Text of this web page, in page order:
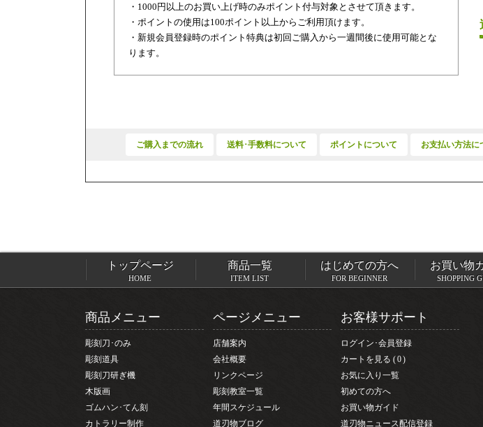
・1000円以上のお買い上げ時のみポイント付与対象とさせて頂きます。
・ポイントの使用は100ポイント以上からご利用頂けます。
・新規会員登録時のポイント特典は初回ご購入から一週間後に使用可能とな
ります。
ご購入までの流れ 送料･手数料について ポイントについて お支払い方法に
トップページ
HOME
商品一覧
ITEM LIST
はじめての方へ
FOR BEGINNER
お買い物
SHOPPING
商品メニュー
彫刻刀･のみ
彫刻道具
彫刻刀研ぎ機
木版画
ゴムハン･てん刻
カトラリー制作
ページメニュー
店舗案内
会社概要
リンクページ
彫刻教室一覧
年間スケジュール
道刃物ブログ
お客様サポート
ログイン･会員登録
カートを見る
0
お気に入り一覧
初めての方へ
お買い物ガイド
道刃物ニュース配信登録